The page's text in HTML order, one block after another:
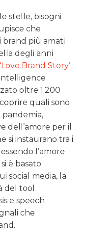
stelle, bisogni
che
brand più amati
degli anni
Brand Story’
oltre 1.200
quali sono
dell’amore per il
si instaurano tra i
l’amore
è basato
social media, la
del tool
e speech
che